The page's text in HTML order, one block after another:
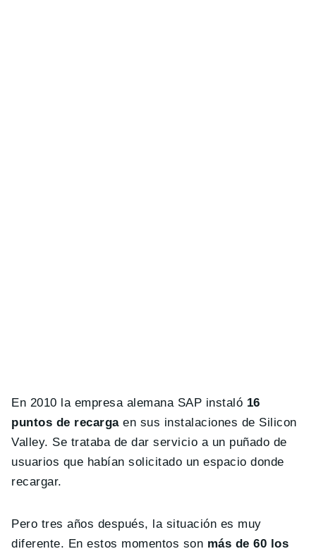
En 2010 la empresa alemana SAP instaló 16
puntos de recargaen sus instalaciones de Silicon
Valley. Se trataba de dar servicio a un puñado de
usuarios que habían solicitado un espacio donde
recargar.
Pero tres años después, la situación es muy
diferente. En estos momentos son más de 60 los